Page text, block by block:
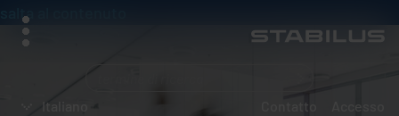
salta al contenuto
menu
Italiano Contatto Accesso